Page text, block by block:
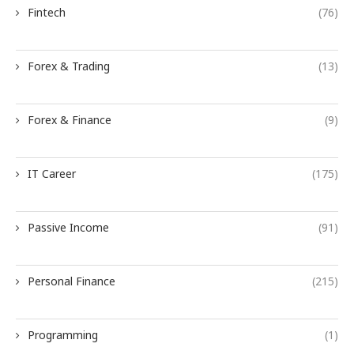
Fintech (76)
Forex & Trading (13)
Forex & Finance (9)
IT Career (175)
Passive Income (91)
Personal Finance (215)
Programming (1)